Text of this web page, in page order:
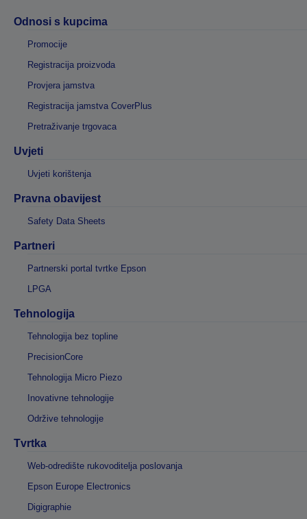
Odnosi s kupcima
Promocije
Registracija proizvoda
Provjera jamstva
Registracija jamstva CoverPlus
Pretraživanje trgovaca
Uvjeti
Uvjeti korištenja
Pravna obavijest
Safety Data Sheets
Partneri
Partnerski portal tvrtke Epson
LPGA
Tehnologija
Tehnologija bez topline
PrecisionCore
Tehnologija Micro Piezo
Inovativne tehnologije
Održive tehnologije
Tvrtka
Web-odredište rukovoditelja poslovanja
Epson Europe Electronics
Digigraphie